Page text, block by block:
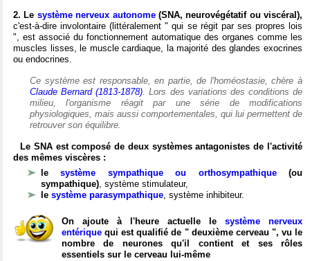
2. Le système nerveux autonome(SNA, neurovégétatif ou viscéral),
c'est-à-dire involontaire (littéralement " qui se régit par ses propres lois
", est associé du fonctionnement automatique des organes comme les
muscles lisses, le muscle cardiaque, la majorité des glandes exocrines
ou endocrines.
Ce système est responsable, en partie, de l'homéostasie, chère à
Claude Bernard (1813-1878). Lors des variations des conditions de
milieu, l'organisme réagit par une série de modifications
physiologiques, mais aussi comportementales, qui lui permettent de
retrouver son équilibre.
Le SNA est composé de deux systèmes antagonistes de l'activité
des mêmes viscères :
lesystème sympathique ou orthosympathique(ou
sympathique), système stimulateur,
le système parasympathique, système inhibiteur.
On ajoute à l'heure actuelle le système nerveux
entérique qui est qualifié de " deuxième cerveau ", vu le
nombre de neurones qu'il contient et ses rôles
essentiels sur le cerveau lui-même